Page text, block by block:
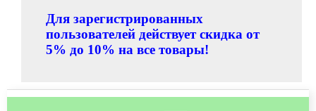
Для зарегистрированных
пользователей действует скидка от
5% до 10% на все товары!